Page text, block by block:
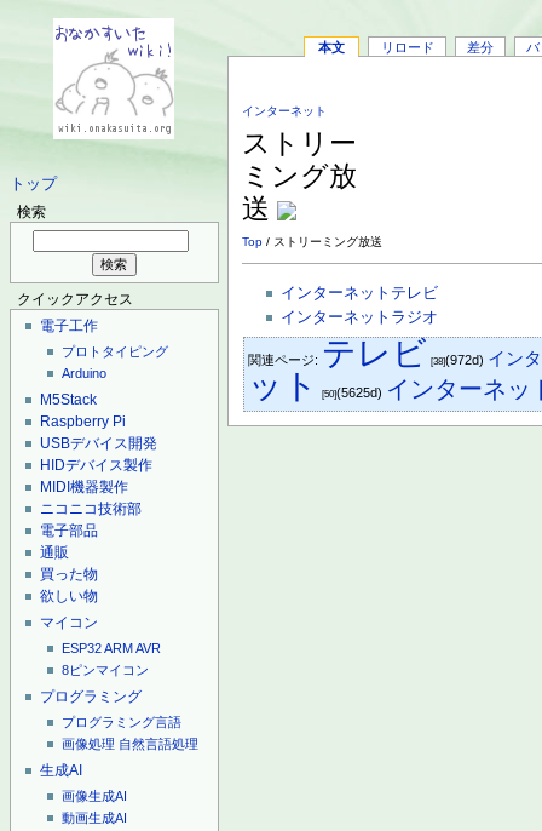
トップ
検索
クイックアクセス
電子工作
プロトタイピング
Arduino
M5Stack
Raspberry Pi
USBデバイス開発
HIDデバイス製作
MIDI機器製作
ニコニコ技術部
電子部品
通販
買った物
欲しい物
マイコン
ESP32ARMAVR
8ピンマイコン
プログラミング
プログラミング言語
画像処理 自然言語処理
生成AI
画像生成AI
動画生成AI
本文 リロード 差分 バ
インターネット
ストリー
ミング放
送
Top / ストリーミング放送
インターネットテレビ
インターネットラジオ
関連ページ: テレビ [38](972d) イン
ット [50](5625d) インターネッ